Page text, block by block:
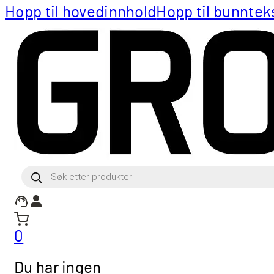
Hopp til hovedinnhold Hopp til
Products
search
0
Du har ingen